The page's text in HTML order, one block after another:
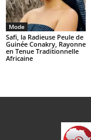
Mode
Safi, la Radieuse Peule de
Guinée Conakry, Rayonne
en Tenue Traditionnelle
Africaine